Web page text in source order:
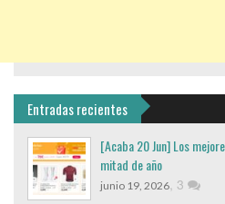
Entradas recientes
[Acaba 20 Jun] Los
mitad de año
junio 19, 2026, 3